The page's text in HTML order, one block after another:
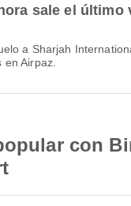
sale el
en Airpaz.
con